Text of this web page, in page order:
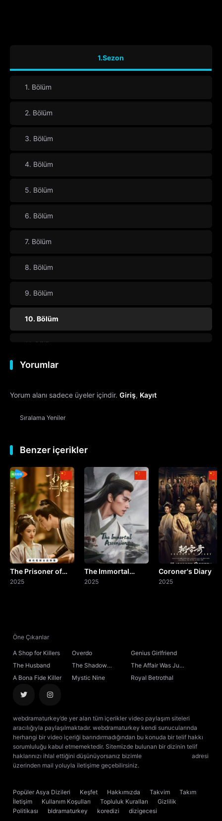
1.Sezon
1. Bölüm
2. Bölüm
3. Bölüm
4. Bölüm
5. Bölüm
6. Bölüm
7. Bölüm
8. Bölüm
9. Bölüm
10. Bölüm
11. Bölüm
12. Bölüm
13. Bölüm
14. Bölüm
15. Bölüm
16. Bölüm
17. Bölüm
18. Bölüm
19. Bölüm
20. Bölüm
23. Bölüm
24. Bölüm
26. Bölüm
27. Bölüm
29. Bölüm
Yorumlar
Yorum alanı sadece üyeler içindir. Giriş, Kayıt
Sıralama Yeniler
Benzer içerikler
The Prisoner of
Beauty
2025
The Immortal
Ascension
2025
Coroner's Diary
2025
Öne Çıkanlar
A Shop for Killers Overdo
Genius Girlfriend
The Husband
The Shadow
Sovereign
The Affair Was Just
the Beginning
A Bona Fide Killer Mystic Nine Royal Betrothal
webdramaturkey’de yer alan tüm içerikler video paylaşım siteleri
aracılığıyla paylaşılmaktadır. webdramaturkey kendi sunucularında
herhangi bir video içeriği barındırmadığından bu konuda bir telif hakkı
sorumluluğu kabul etmemektedir. Sitemizde bulunan bir dizinin telif
haklarınızı ihlal ettiğini düşünüyorsanız bizimle
adresi
üzerinden mail yoluyla iletişime geçebilirsiniz.
Popüler Asya Dizileri Keşfet Hakkımızda Takvim
Takım
İletişim
Kullanım Koşulları Topluluk Kuralları
Gizlilik
Politikası
bldramaturkey koredizi
dizigecesi